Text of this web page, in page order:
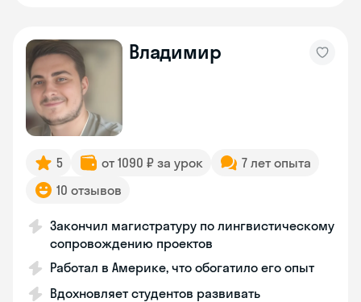
Владимир
5 от 1090 ₽ за урок
7 лет опыта
10 отзывов
Закончил магистратуру по лингвистическому
сопровождению проектов
Работал в Америке, что обогатило его опыт
Вдохновляет студентов развивать